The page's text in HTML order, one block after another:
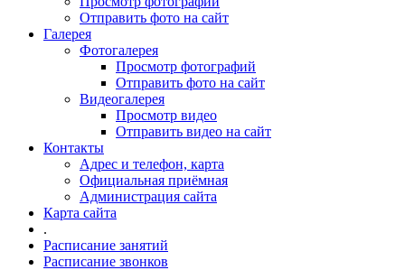
Отправить фото на сайт
Галерея
Фотогалерея
Просмотр фотографий
Отправить фото на сайт
Видеогалерея
Просмотр видео
Отправить видео на сайт
Контакты
Адрес и телефон, карта
Официальная приёмная
Администрация сайта
Карта сайта
.
Расписание занятий
Расписание звонков